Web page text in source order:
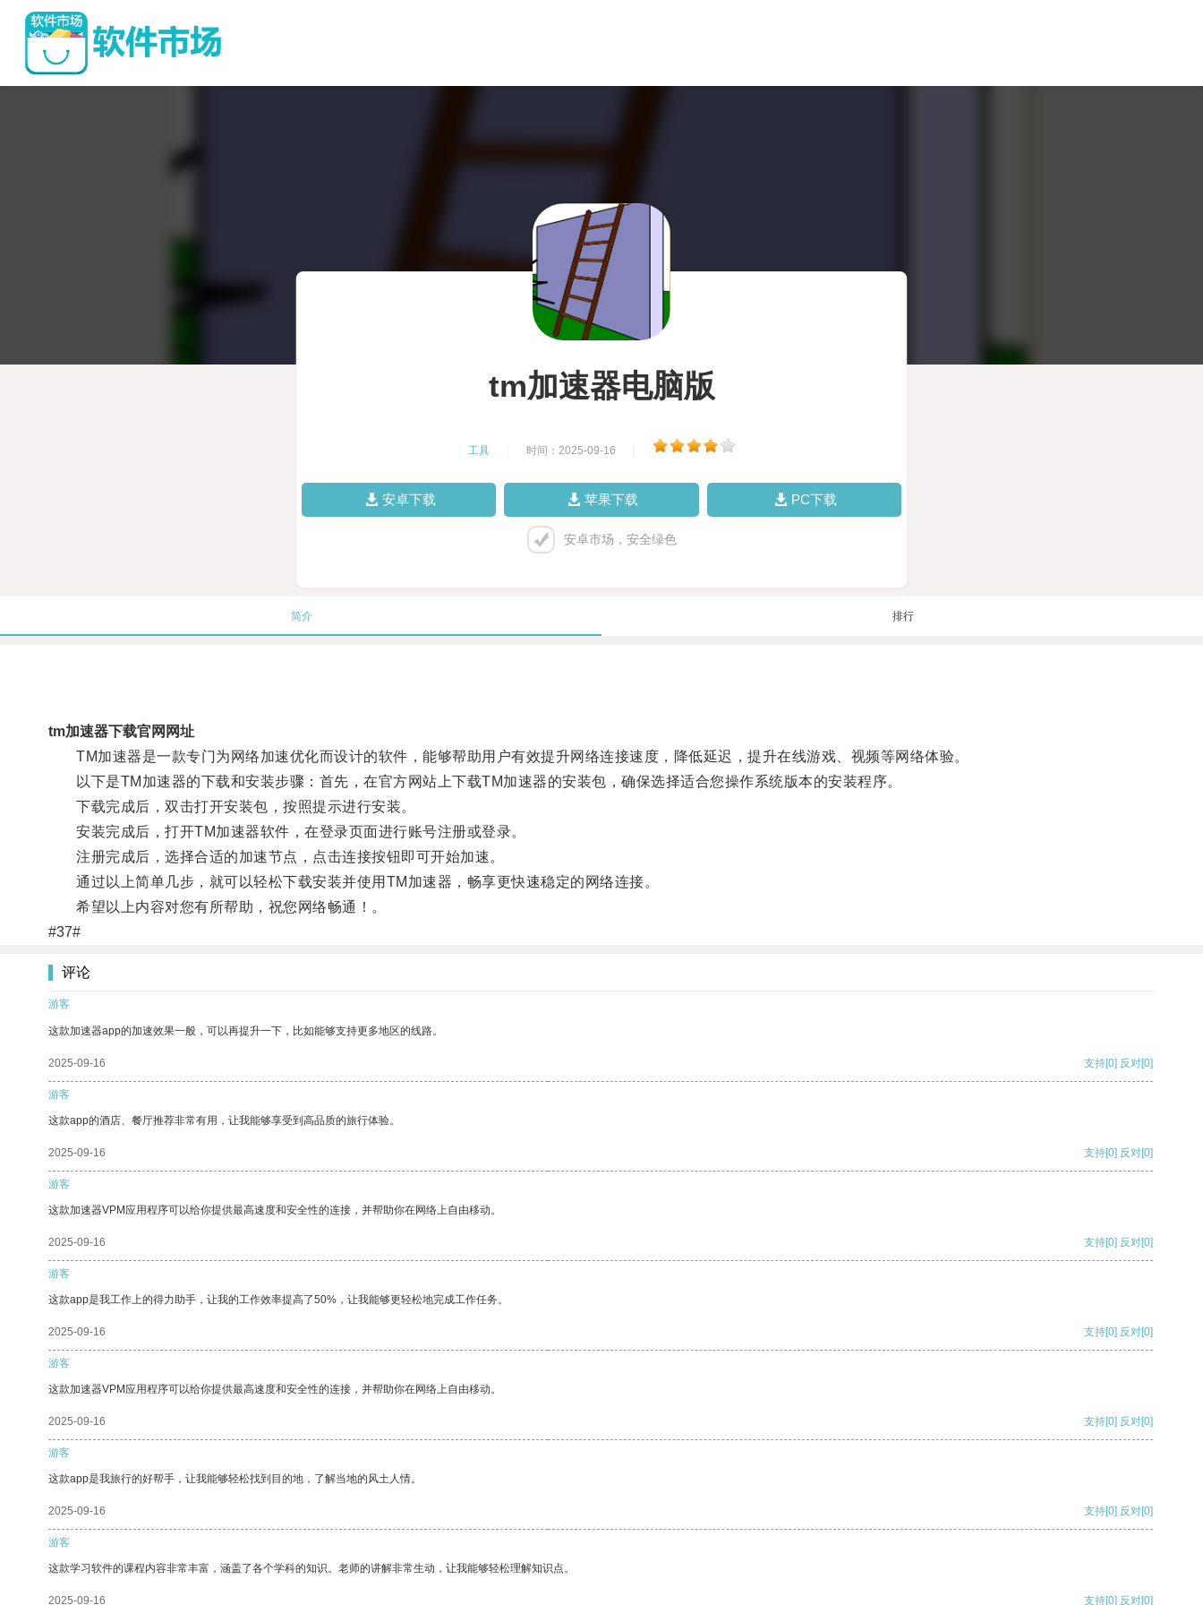
tm加速器电脑版
工具 时间：2025-09-16
安卓下载 苹果下载 PC下载
安卓市场，安全绿色
简介 排行
tm加速器下载官网网址
TM加速器是一款专门为网络加速优化而设计的软件，能够帮助用户有效提升网络连接速度，降低延迟，提升在线游戏、视频等网络体验。
以下是TM加速器的下载和安装步骤：首先，在官方网站上下载TM加速器的安装包，确保选择适合您操作系统版本的安装程序。
下载完成后，双击打开安装包，按照提示进行安装。
安装完成后，打开TM加速器软件，在登录页面进行账号注册或登录。
注册完成后，选择合适的加速节点，点击连接按钮即可开始加速。
通过以上简单几步，就可以轻松下载安装并使用TM加速器，畅享更快速稳定的网络连接。
希望以上内容对您有所帮助，祝您网络畅通！。
#37#
评论
游客
这款加速器app的加速效果一般，可以再提升一下，比如能够支持更多地区的线路。
2025-09-16 支持[0] 反对[0]
游客
这款app的酒店、餐厅推荐非常有用，让我能够享受到高品质的旅行体验。
2025-09-16 支持[0] 反对[0]
游客
这款加速器VPM应用程序可以给你提供最高速度和安全性的连接，并帮助你在网络上自由移动。
2025-09-16 支持[0] 反对[0]
游客
这款app是我工作上的得力助手，让我的工作效率提高了50%，让我能够更轻松地完成工作任务。
2025-09-16 支持[0] 反对[0]
游客
这款加速器VPM应用程序可以给你提供最高速度和安全性的连接，并帮助你在网络上自由移动。
2025-09-16 支持[0] 反对[0]
游客
这款app是我旅行的好帮手，让我能够轻松找到目的地，了解当地的风土人情。
2025-09-16 支持[0] 反对[0]
游客
这款学习软件的课程内容非常丰富，涵盖了各个学科的知识。老师的讲解非常生动，让我能够轻松理解知识点。
2025-09-16 支持[0] 反对[0]